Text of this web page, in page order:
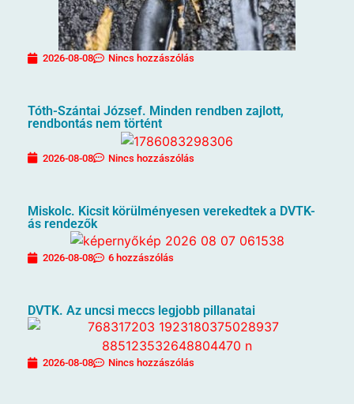
2026-08-08 Nincs hozzászólás
Tóth-Szántai József. Minden rendben zajlott,
rendbontás nem történt
2026-08-08 Nincs hozzászólás
Miskolc. Kicsit körülményesen verekedtek a DVTK-
ás rendezők
2026-08-08 6 hozzászólás
DVTK. Az uncsi meccs legjobb pillanatai
2026-08-08 Nincs hozzászólás